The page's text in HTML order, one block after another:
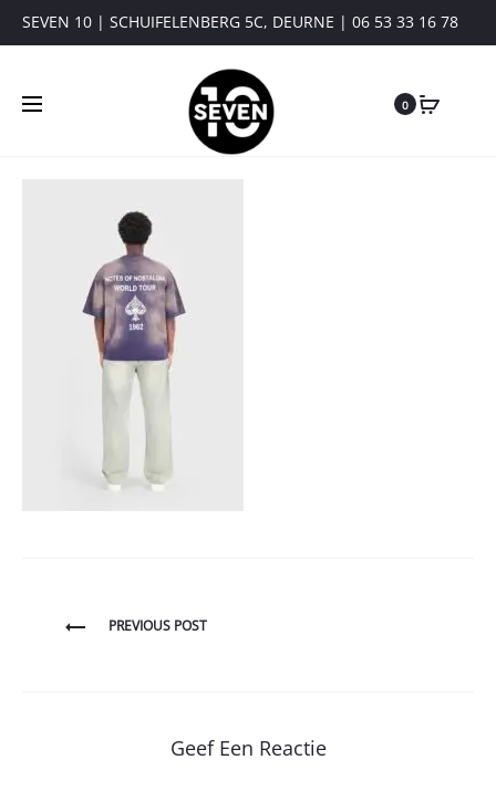
SEVEN 10 | SCHUIFELENBERG 5C, DEURNE | 06 53 33 16 78
0
BerichtPREVIOUS POST
Geef Een Reactie